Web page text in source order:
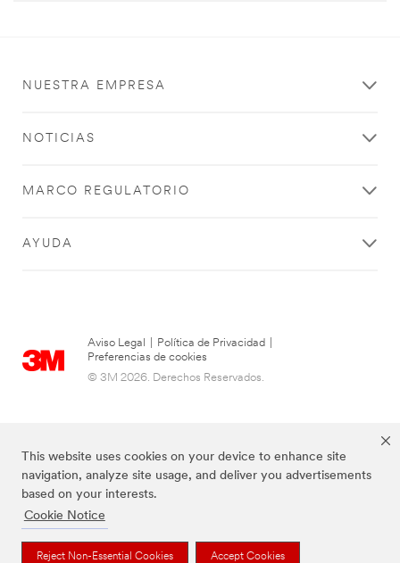
This website uses cookies on your device to enhance site
navigation, analyze site usage, and deliver you advertisements
based on your interests.
Cookie Notice
Reject Non-Essential Cookies Accept Cookies
NUESTRA EMPRESA
NOTICIAS
MARCO REGULATORIO
AYUDA
Aviso Legal Política de Privacidad
Preferencias de cookies
© 3M 2026. Derechos Reservados.
Las marcas mencionadas arriba son Marcas Registradas de 3M.